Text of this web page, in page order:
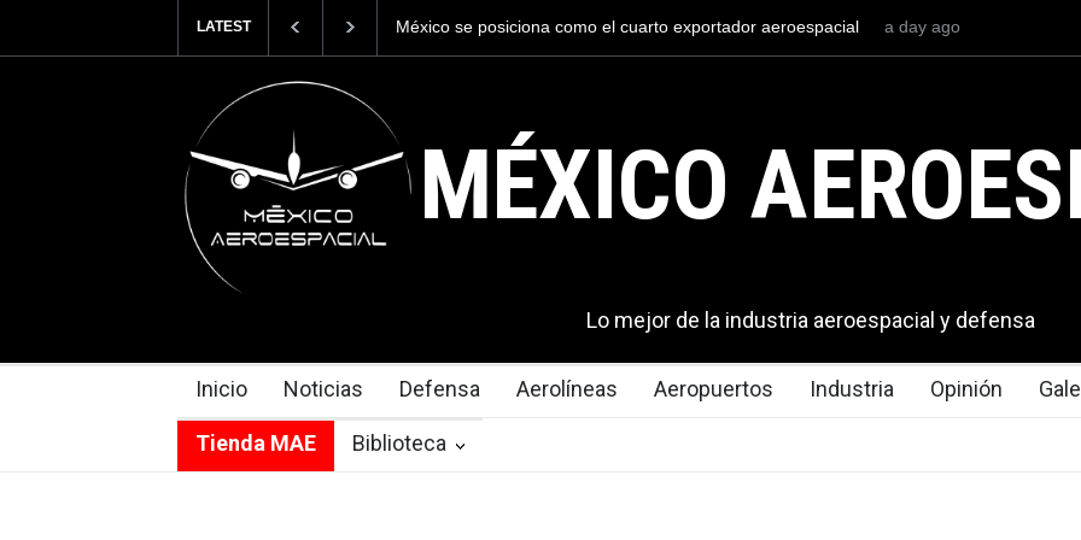
LATEST
La industria naval mexicana construirá 32 BUQUES para la
La mayor lección
3 days ago
MÉXICO
Lo mejor de la industria aeroespacial y defensa
Inicio Noticias Defensa Aerolíneas Aeropuertos Industria Opinión
Tienda MAE Biblioteca